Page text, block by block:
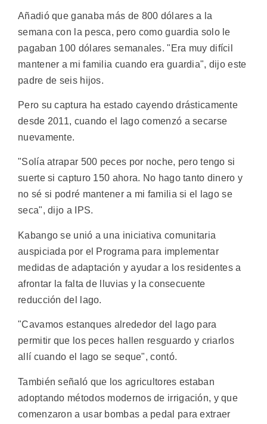
Añadió que ganaba más de 800 dólares a la
semana con la pesca, pero como guardia solo le
pagaban 100 dólares semanales. "Era muy difícil
mantener a mi familia cuando era guardia", dijo este
padre de seis hijos.
Pero su captura ha estado cayendo drásticamente
desde 2011, cuando el lago comenzó a secarse
nuevamente.
"Solía atrapar 500 peces por noche, pero tengo si
suerte si capturo 150 ahora. No hago tanto dinero y
no sé si podré mantener a mi familia si el lago se
seca", dijo a IPS.
Kabango se unió a una iniciativa comunitaria
auspiciada por el Programa para implementar
medidas de adaptación y ayudar a los residentes a
afrontar la falta de lluvias y la consecuente
reducción del lago.
"Cavamos estanques alrededor del lago para
permitir que los peces hallen resguardo y criarlos
allí cuando el lago se seque", contó.
También señaló que los agricultores estaban
adoptando métodos modernos de irrigación, y que
comenzaron a usar bombas a pedal para extraer